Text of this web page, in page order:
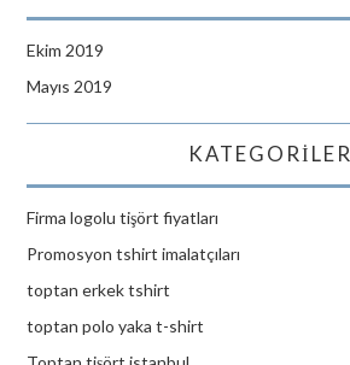
Ekim 2019
Mayıs 2019
KATEGORILER
Firma logolu tişört fiyatları
Promosyon tshirt imalatçıları
toptan erkek tshirt
toptan polo yaka t-shirt